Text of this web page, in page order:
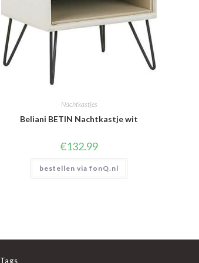
Nachtkastjes
Beliani BETIN Nachtkastje wit
€132.99
bestellen via fonQ.nl
Tags